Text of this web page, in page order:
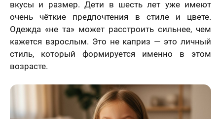
вкусы и размер. Дети в шесть лет уже имеют
очень чёткие предпочтения в стиле и цвете.
Одежда «не та» может расстроить сильнее, чем
кажется взрослым. Это не каприз — это личный
стиль, который формируется именно в этом
возрасте.